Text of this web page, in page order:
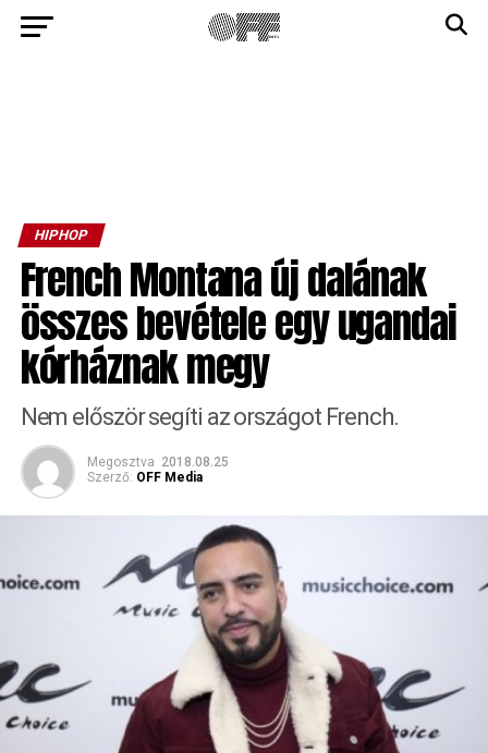
HIPHOP
French Montana új dalának
összes bevétele egy ugandai
kórháznak megy
Nem először segíti az országot French.
Megosztva 2018.08.25
Szerző: OFF Media